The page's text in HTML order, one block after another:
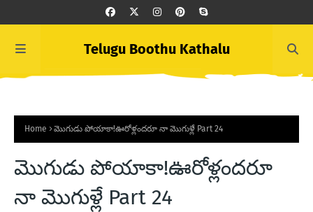
Telugu Boothu Kathalu
Home మొగుడు పోయాకా!ఊరోళ్లందరూ నా మొగుళ్లే Part 24
మొగుడు పోయాకా!ఊరోళ్లందరూ
నా మొగుళ్లే Part 24